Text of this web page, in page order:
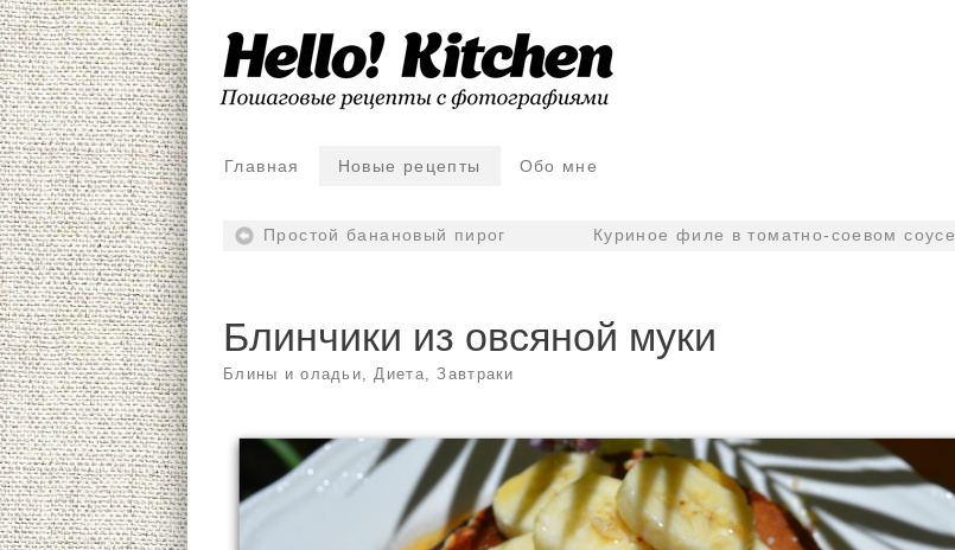
Главная Новые рецепты Обо мне
Простой банановый пирог Куриное филе в томатно-соевом соусе
Блинчики из овсяной муки
Блины и оладьи,Диета,Завтраки